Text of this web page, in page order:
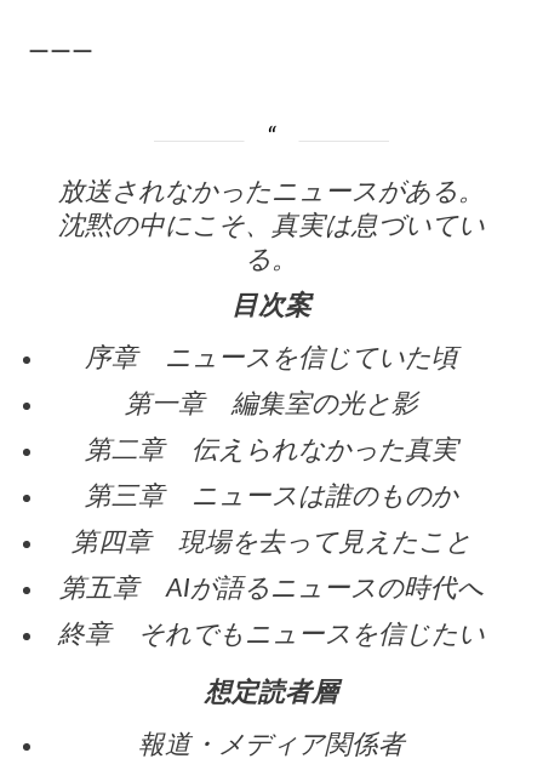
ーーー
放送されなかったニュースがある。
沈黙の中にこそ、真実は息づいてい
る。
目次案
序章 ニュースを信じていた頃
第一章 編集室の光と影
第二章 伝えられなかった真実
第三章 ニュースは誰のものか
第四章 現場を去って見えたこと
第五章 AIが語るニュースの時代へ
終章 それでもニュースを信じたい
想定読者層
報道・メディア関係者